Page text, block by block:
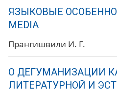
ЯЗЫКОВЫЕ
MEDIA
Прангишвили И. Г.
О ДЕГУМАНИЗАЦИИ
ЛИТЕРАТУРНОЙ И